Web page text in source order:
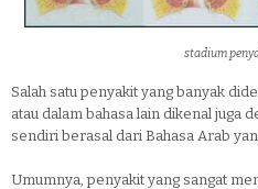
stadium
Salah satu penyakit yang banyak
atau dalam bahasa lain dikenal juga
sendiri berasal dari Bahasa Arab
Umumnya, penyakit yang sangat